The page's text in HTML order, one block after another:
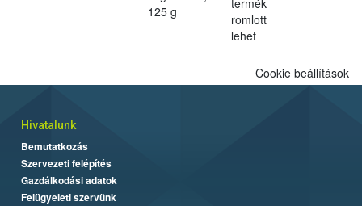
125 g
termék
romlott
lehet
Cookie beállítások
Hivatalunk
Bemutatkozás
Szervezeti felépítés
Gazdálkodási adatok
Felügyeleti szervünk